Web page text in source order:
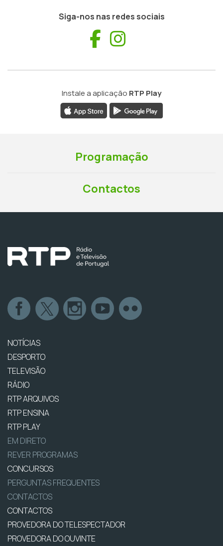
Siga-nos nas redes sociais
Facebook
Instale a aplicação RTP Play
Programação
Contactos
NOTÍCIAS
DESPORTO
TELEVISÃO
RÁDIO
RTP ARQUIVOS
RTP ENSINA
RTP PLAY
EM DIRETO
REVER PROGRAMAS
CONCURSOS
PERGUNTAS FREQUENTES
CONTACTOS
CONTACTOS
PROVEDORA DO TELESPECTADOR
PROVEDORA DO OUVINTE